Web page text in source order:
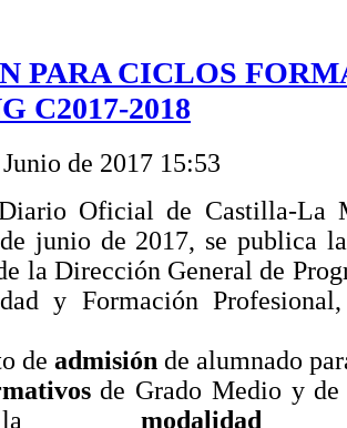
PARA CICLOS
C2017-2018
de 2017 15:53
Oficial de Castilla-La
junio de 2017, sepublica
la Dirección General de
y Formación
de admisión de alumnado
de Grado Medio y
la modalidad